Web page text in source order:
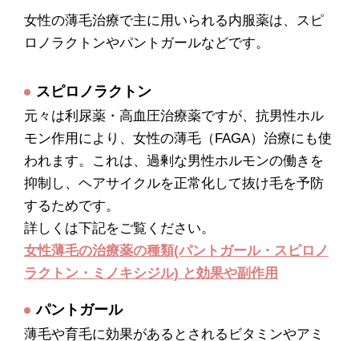
女性の薄毛治療で主に用いられる内服薬は、スピ
ロノラクトンやパントガールなどです。
スピロノラクトン
元々は利尿薬・高血圧治療薬ですが、抗男性ホル
モン作用により、女性の薄毛（FAGA）治療にも使
われます。これは、過剰な男性ホルモンの働きを
抑制し、ヘアサイクルを正常化して抜け毛を予防
するためです。
詳しくは下記をご覧ください。
女性薄毛の治療薬の種類(パントガール・スピロノ
ラクトン・ミノキシジル) と効果や副作用
パントガール
薄毛や育毛に効果があるとされるビタミンやアミ